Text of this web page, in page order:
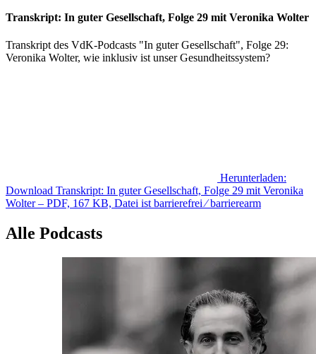
Transkript: In guter Gesellschaft, Folge 29 mit Veronika Wolter
Transkript des VdK-Podcasts "In guter Gesellschaft", Folge 29:
Veronika Wolter, wie inklusiv ist unser Gesundheitssystem?
Herunterladen:
Download Transkript: In guter Gesellschaft, Folge 29 mit Veronika
Wolter – PDF, 167 KB, Datei ist barrierefrei ⁄ barrierearm
Alle Podcasts